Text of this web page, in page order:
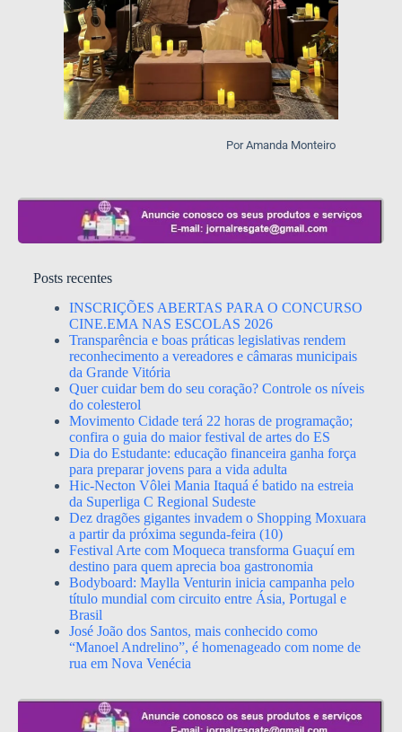
Por Amanda Monteiro
Posts recentes
INSCRIÇÕES ABERTAS PARA O CONCURSO
CINE.EMA NAS ESCOLAS 2026
Transparência e boas práticas legislativas rendem
reconhecimento a vereadores e câmaras municipais
da Grande Vitória
Quer cuidar bem do seu coração? Controle os níveis
do colesterol
Movimento Cidade terá 22 horas de programação;
confira o guia do maior festival de artes do ES
Dia do Estudante: educação financeira ganha força
para preparar jovens para a vida adulta
Hic-Necton Vôlei Mania Itaquá é batido na estreia
da Superliga C Regional Sudeste
Dez dragões gigantes invadem o Shopping Moxuara
a partir da próxima segunda-feira (10)
Festival Arte com Moqueca transforma Guaçuí em
destino para quem aprecia boa gastronomia
Bodyboard: Maylla Venturin inicia campanha pelo
título mundial com circuito entre Ásia, Portugal e
Brasil
José João dos Santos, mais conhecido como
“Manoel Andrelino”, é homenageado com nome de
rua em Nova Venécia